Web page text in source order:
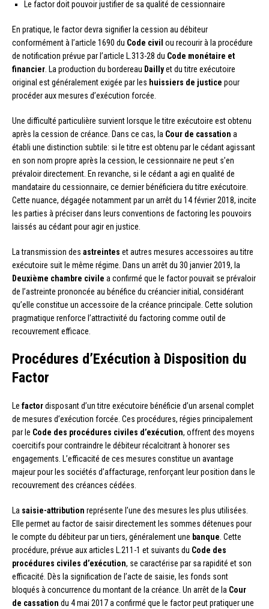
Le factor doit pouvoir justifier de sa qualité de cessionnaire
En pratique, le factor devra signifier la cession au débiteur
conformément à l’article 1690 du Code civil ou recourir à la procédure
de notification prévue par l’article L.313-28 du Code monétaire et
financier. La production du bordereau Daillyet du titre exécutoire
original est généralement exigée par les huissiers de justice pour
procéder aux mesures d’exécution forcée.
Une difficulté particulière survient lorsque le titre exécutoire est obtenu
après la cession de créance. Dans ce cas, la Cour de cassation a
établi une distinction subtile: si le titre est obtenu par le cédant agissant
en son nom propre après la cession, le cessionnaire ne peut s’en
prévaloir directement. En revanche, si le cédant a agi en qualité de
mandataire du cessionnaire, ce dernier bénéficiera du titre exécutoire.
Cette nuance, dégagée notamment par un arrêt du 14 février 2018, incite
les parties à préciser dans leurs conventions de factoring les pouvoirs
laissés au cédant pour agir en justice.
La transmission des astreintes et autres mesures accessoires au titre
exécutoire suit le même régime. Dans un arrêt du 30 janvier 2019, la
Deuxième chambre civile a confirmé que le factor pouvait se prévaloir
de l’astreinte prononcée au bénéfice du créancier initial, considérant
qu’elle constitue un accessoire de la créance principale. Cette solution
pragmatique renforce l’attractivité du factoring comme outil de
recouvrement efficace.
Procédures d’Exécution à Disposition du
Factor
Le factordisposant d’un titre exécutoire bénéficie d’un arsenal complet
de mesures d’exécution forcée. Ces procédures, régies principalement
par le Code des procédures civiles d’exécution, offrent des moyens
coercitifs pour contraindre le débiteur récalcitrant à honorer ses
engagements. L’efficacité de ces mesures constitue un avantage
majeur pour les sociétés d’affacturage, renforçant leur position dans le
recouvrement des créances cédées.
La saisie-attribution représente l’une des mesures les plus utilisées.
Elle permet au factor de saisir directement les sommes détenues pour
le compte du débiteur par un tiers, généralement une banque. Cette
procédure, prévue aux articles L.211-1 et suivants du Code des
procédures civiles d’exécution, se caractérise par sa rapidité et son
efficacité. Dès la signification de l’acte de saisie, les fonds sont
bloqués à concurrence du montant de la créance. Un arrêt de la Cour
de cassation du 4 mai 2017 a confirmé que le factor peut pratiquer une